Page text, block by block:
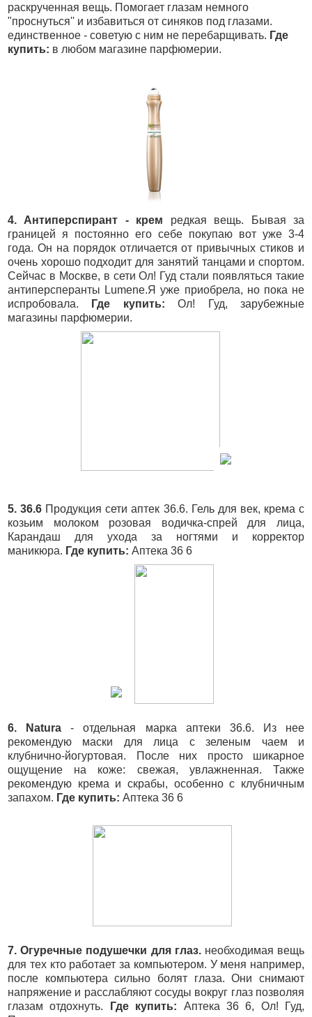
раскрученная вещь. Помогает глазам немного
"проснуться'' и избавиться от синяков под глазами.
единственное - советую с ним не перебарщивать. Где
купить: в любом магазине парфюмерии.
4. Антиперспирант - крем редкая вещь. Бывая за
границей я постоянно его себе покупаю вот уже 3-4
года. Он на порядок отличается от привычных стиков и
очень хорошо подходит для занятий танцами и спортом.
Сейчас в Москве, в сети Ол! Гуд стали появляться такие
антиперсперанты Lumene.Я уже приобрела, но пока не
испробовала.
Где купить:Ол! Гуд, зарубежные
магазины парфюмерии.
5. 36.6 Продукция сети аптек 36.6. Гель для век, крема с
козьим молоком розовая водичка-спрей для лица,
Карандаш для ухода за ногтями и корректор
маникюра. Где купить: Аптека 36 6
6. Natura - отдельная марка аптеки 36.6. Из нее
рекомендую маски для лица с зеленым чаем и
клубнично-йогуртовая. После них просто шикарное
ощущение на коже: свежая, увлажненная. Также
рекомендую крема и скрабы, особенно с клубничным
запахом. Где купить: Аптека 36 6
7. Огуречные подушечки для глаз.необходимая вещь
для тех кто работает за компьютером. У меня например,
после компьютера сильно болят глаза. Они снимают
напряжение и расслабляют сосуды вокруг глаз позволяя
глазам отдохнуть.
Где купить: Аптека 36 6, Ол! Гуд,